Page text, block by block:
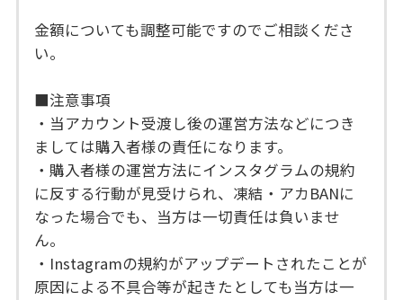
金額についても調整可能ですのでご相談くださ
い。
■注意事項
・当アカウント受渡し後の運営方法などにつき
ましては購入者様の責任になります。
・購入者様の運営方法にインスタグラムの規約
に反する行動が見受けられ、凍結・アカBANに
なった場合でも、当方は一切責任は負いませ
ん。
・Instagramの規約がアップデートされたことが
原因による不具合等が起きたとしても当方は一